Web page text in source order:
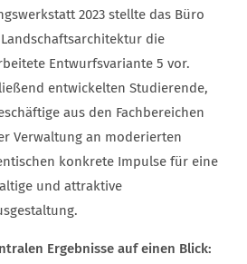
2023 stellte das Büro
Landschaftsarchitektur die
Entwurfsvariante 5 vor.
entwickelten Studierende,
aus den Fachbereichen
Verwaltung an moderierten
konkrete Impulse für eine
und attraktive
Ergebnisse auf einen Blick: